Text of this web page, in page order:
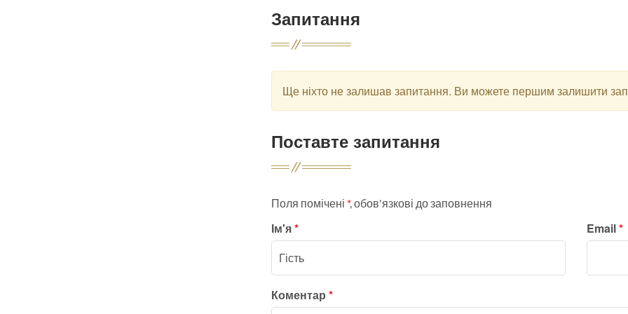
Запитання
Ще ніхто не залишав запитання. Ви можете першим залишити
Поставте запитання
Поля помічені *, обов'язкові до заповнення
Ім'я* Email*
Коментар *